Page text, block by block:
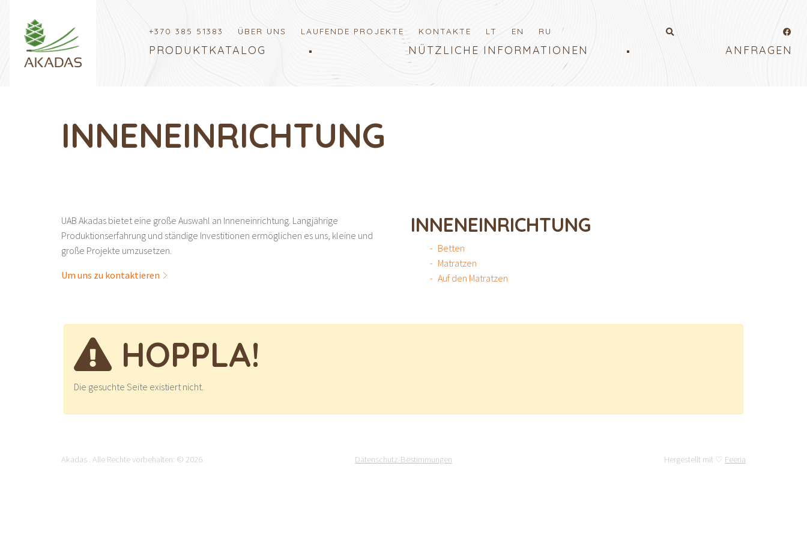
+370 385 51383 ÜBER UNS LAUFENDE PROJEKTE KONTAKTE LT EN RU
PRODUKTKATALOG NÜTZLICHE INFORMATIONEN ANFRAGEN
INNENEINRICHTUNG
UAB Akadas bietet eine große Auswahl an Inneneinrichtung. Langjährige
Produktionserfahrung und ständige Investitionen ermöglichen es uns, kleine und
große Projekte umzusetzen.
Um uns zu kontaktieren
INNENEINRICHTUNG
Betten
Matratzen
Auf den Matratzen
HOPPLA!
Die gesuchte Seite existiert nicht.
Akadas . Alle Rechte vorbehalten: © 2026 Datenschutz-Bestimmungen Hergestellt mit ♡ Feeria